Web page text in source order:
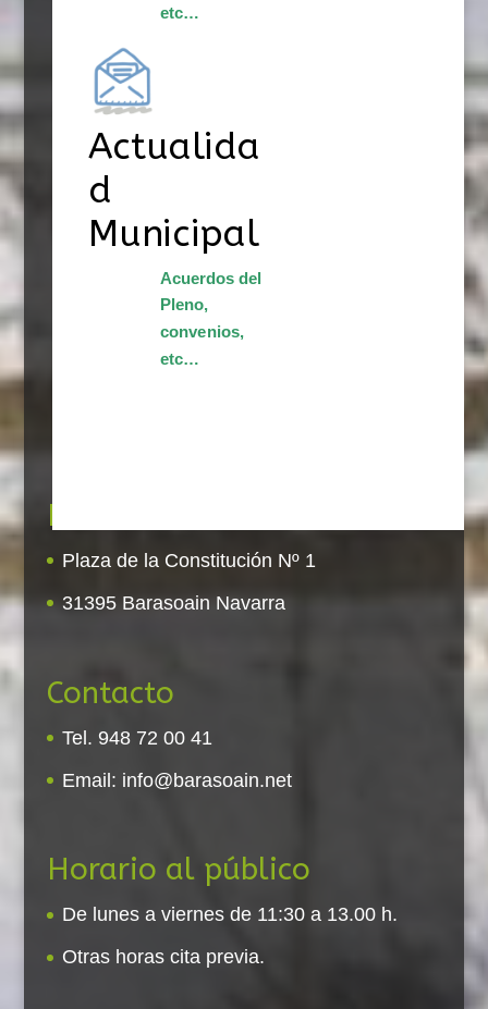
etc…
Actualida
d
Municipal
Acuerdos del
Pleno,
convenios,
etc…
Localización
Plaza de la Constitución Nº 1
31395 Barasoain Navarra
Contacto
Tel. 948 72 00 41
Email: info@barasoain.net
Horario al público
De lunes a viernes de 11:30 a 13.00 h.
Otras horas cita previa.